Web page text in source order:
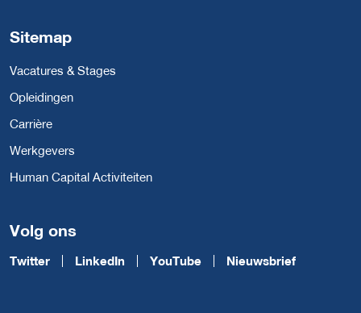
Sitemap
Vacatures & Stages
Opleidingen
Carrière
Werkgevers
Human Capital Activiteiten
Volg ons
Twitter LinkedIn YouTube Nieuwsbrief